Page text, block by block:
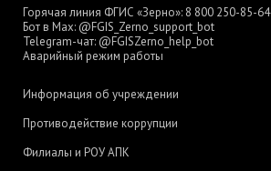
Горячая линия ФГИС «Зерно»: 8 800 250-85-64
Бот в Max: @FGIS_Zerno_support_bot
Telegram-чат: @FGISZerno_help_bot
Аварийный режим работы
Информация об учреждении
Противодействие коррупции
Филиалы и РОУ АПК